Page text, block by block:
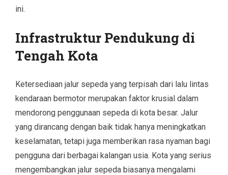
ini.
Infrastruktur Pendukung di
Tengah Kota
Ketersediaan jalur sepeda yang terpisah dari lalu lintas
kendaraan bermotor merupakan faktor krusial dalam
mendorong penggunaan sepeda di kota besar. Jalur
yang dirancang dengan baik tidak hanya meningkatkan
keselamatan, tetapi juga memberikan rasa nyaman bagi
pengguna dari berbagai kalangan usia. Kota yang serius
mengembangkan jalur sepeda biasanya mengalami